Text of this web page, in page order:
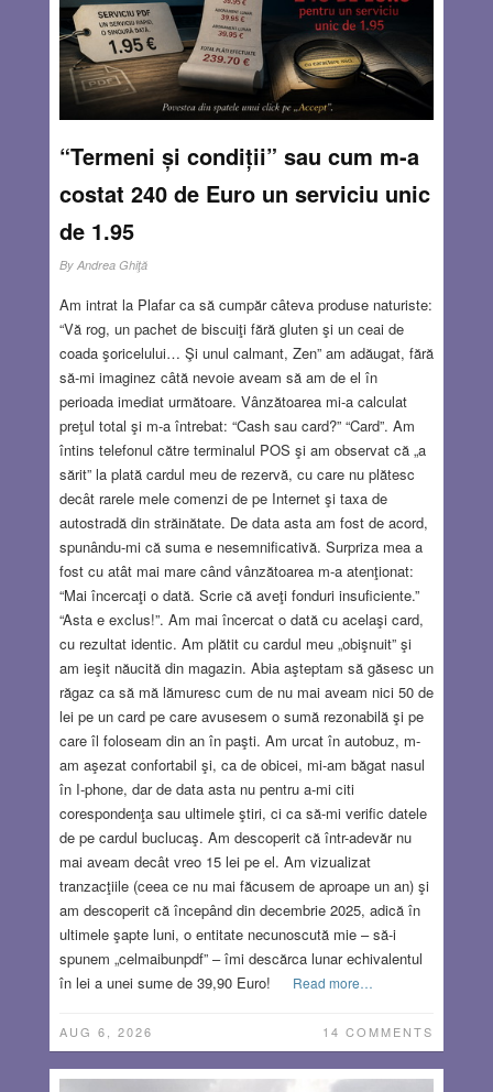
“Termeni și condiții” sau cum m-a
costat 240 de Euro un serviciu unic
de 1.95
By Andrea Ghiţă
Am intrat la Plafar ca să cumpăr câteva produse naturiste:
“Vă rog, un pachet de biscuiţi fără gluten şi un ceai de
coada şoricelului… Şi unul calmant, Zen” am adăugat, fără
să-mi imaginez câtă nevoie aveam să am de el în
perioada imediat următoare. Vânzătoarea mi-a calculat
preţul total şi m-a întrebat: “Cash sau card?” “Card”. Am
întins telefonul către terminalul POS şi am observat că „a
sărit” la plată cardul meu de rezervă, cu care nu plătesc
decât rarele mele comenzi de pe Internet şi taxa de
autostradă din străinătate. De data asta am fost de acord,
spunându-mi că suma e nesemnificativă. Surpriza mea a
fost cu atât mai mare când vânzătoarea m-a atenţionat:
“Mai încercaţi o dată. Scrie că aveţi fonduri insuficiente.”
“Asta e exclus!”. Am mai încercat o dată cu acelaşi card,
cu rezultat identic. Am plătit cu cardul meu „obişnuit” şi
am ieşit năucită din magazin. Abia aşteptam să găsesc un
răgaz ca să mă lămuresc cum de nu mai aveam nici 50 de
lei pe un card pe care avusesem o sumă rezonabilă şi pe
care îl foloseam din an în paşti. Am urcat în autobuz, m-
am aşezat confortabil şi, ca de obicei, mi-am băgat nasul
în I-phone, dar de data asta nu pentru a-mi citi
corespondenţa sau ultimele ştiri, ci ca să-mi verific datele
de pe cardul buclucaş. Am descoperit că într-adevăr nu
mai aveam decât vreo 15 lei pe el. Am vizualizat
tranzacţiile (ceea ce nu mai făcusem de aproape un an) şi
am descoperit că începând din decembrie 2025, adică în
ultimele şapte luni, o entitate necunoscută mie – să-i
spunem „celmaibunpdf” – îmi descărca lunar echivalentul
în lei a unei sume de 39,90 Euro!
Read more…
AUG 6, 2026 14 COMMENTS